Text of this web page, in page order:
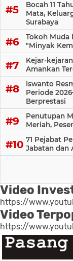
Bocah 11
Mata,
Surabaya
Tokoh Muda
"Minyak
Kejar-
Amankan
Iswanto
Periode
Berprestasi
Penutupan
Meriah,
71 Pejabat
Jabatan dan
Video
https://
Video
https://